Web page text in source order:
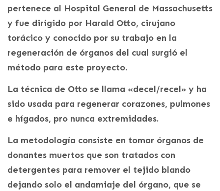
pertenece al Hospital General de Massachusetts
y fue dirigido por Harald Otto, cirujano
torácico y conocido por su trabajo en la
regeneración de órganos del cual surgió el
método para este proyecto.
La técnica de Otto se llama «decel/recel» y ha
sido usada para regenerar corazones, pulmones
e hígados, pro nunca extremidades.
La metodología consiste en tomar órganos de
donantes muertos que son tratados con
detergentes para remover el tejido blando
dejando solo el andamiaje del órgano, que se